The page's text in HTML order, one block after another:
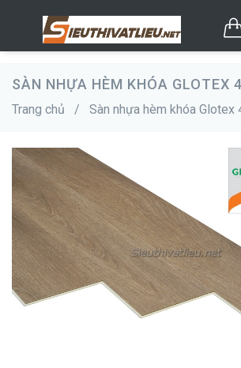
SÀN NHỰA HÈM KHÓA GLOTEX
Trang chủ / Sàn nhựa hèm khóa Glotex